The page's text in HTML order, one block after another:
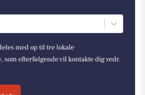
med op til tre lokale
efterfølgende vil kontakte dig vedr.